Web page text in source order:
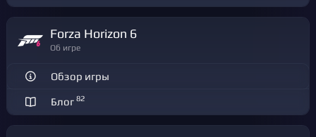
Forza Horizon 6
Об игре
Обзор игры
Блог 82